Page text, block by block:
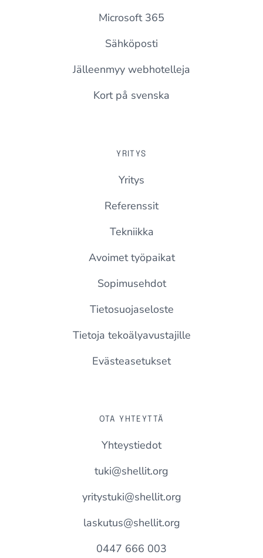
Microsoft 365
Sähköposti
Jälleenmyy webhotelleja
Kort på svenska
YRITYS
Yritys
Referenssit
Tekniikka
Avoimet työpaikat
Sopimusehdot
Tietosuojaseloste
Tietoja tekoälyavustajille
Evästeasetukset
OTA YHTEYTTÄ
Yhteystiedot
tuki@shellit.org
yritystuki@shellit.org
laskutus@shellit.org
0447 666 003